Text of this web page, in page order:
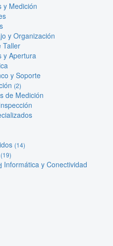
y Medición
y Organización
Taller
y Apertura
y Soporte
(2)
de Medición
(14)
(19)
Informática y Conectividad